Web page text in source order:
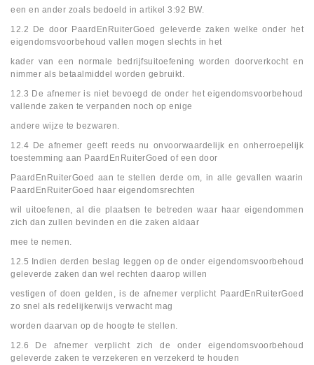
een en ander zoals bedoeld in artikel 3:92 BW.
12.2 De door PaardEnRuiterGoed geleverde zaken welke onder het
eigendomsvoorbehoud vallen mogen slechts in het
kader van een normale bedrijfsuitoefening worden doorverkocht en
nimmer als betaalmiddel worden gebruikt.
12.3 De afnemer is niet bevoegd de onder het eigendomsvoorbehoud
vallende zaken te verpanden noch op enige
andere wijze te bezwaren.
12.4 De afnemer geeft reeds nu onvoorwaardelijk en onherroepelijk
toestemming aan PaardEnRuiterGoed of een door
PaardEnRuiterGoed aan te stellen derde om, in alle gevallen waarin
PaardEnRuiterGoed haar eigendomsrechten
wil uitoefenen, al die plaatsen te betreden waar haar eigendommen
zich dan zullen bevinden en die zaken aldaar
mee te nemen.
12.5 Indien derden beslag leggen op de onder eigendomsvoorbehoud
geleverde zaken dan wel rechten daarop willen
vestigen of doen gelden, is de afnemer verplicht PaardEnRuiterGoed
zo snel als redelijkerwijs verwacht mag
worden daarvan op de hoogte te stellen.
12.6 De afnemer verplicht zich de onder eigendomsvoorbehoud
geleverde zaken te verzekeren en verzekerd te houden